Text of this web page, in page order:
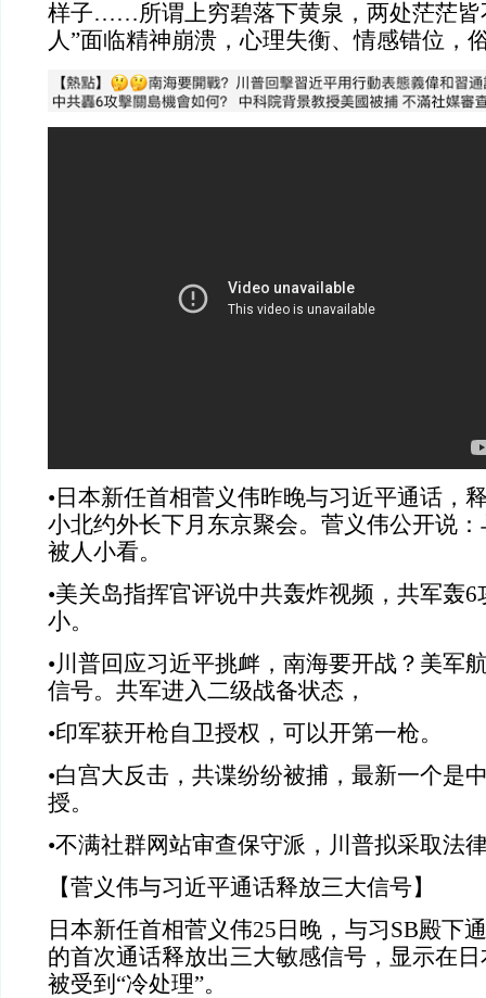
样子……所谓上穷碧落下黄泉，两处茫茫
人”面临精神崩溃，心理失衡、情感错位，
•日本新任首相菅义伟昨晚与习近平通话，
小北约外长下月东京聚会。菅义伟公开说
被人小看。
•美关岛指挥官评说中共轰炸视频，共军轰
小。
•川普回应习近平挑衅，南海要开战？美军
信号。共军进入二级战备状态，
•印军获开枪自卫授权，可以开第一枪。
•白宫大反击，共谍纷纷被捕，最新一个是
授。
•不满社群网站审查保守派，川普拟采取法
【菅义伟与习近平通话释放三大信号】
日本新任首相菅义伟25日晚，与习SB殿下
的首次通话释放出三大敏感信号，显示在
被受到“冷处理”。